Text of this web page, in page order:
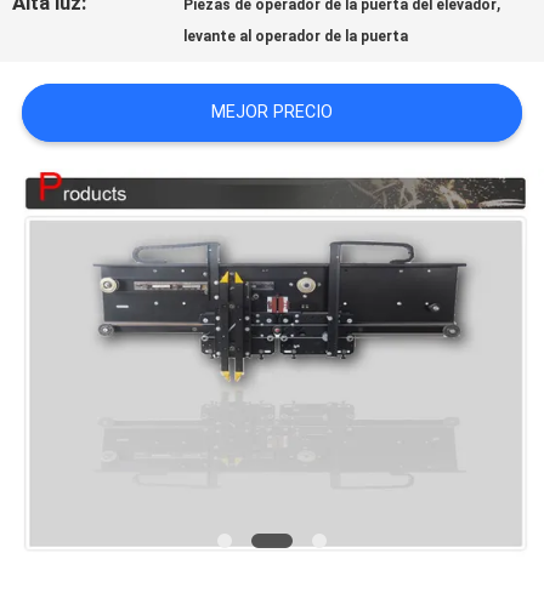
CASOS
MAPA
Piezas de operador de la puerta del elevador
levante al operador de la puerta
MEJOR PRECIO